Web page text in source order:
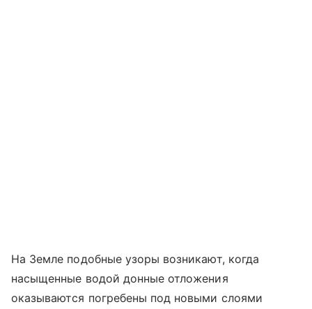
На Земле подобные узоры возникают, когда
насыщенные водой донные отложения
оказываются погребены под новыми слоями